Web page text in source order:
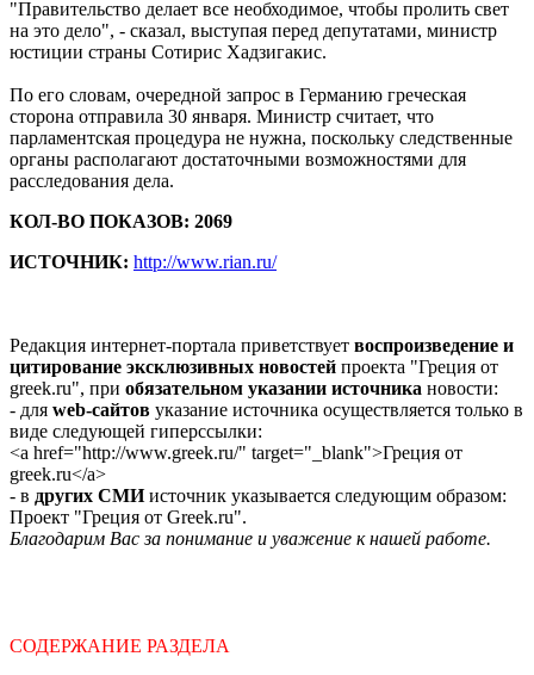
"Правительство делает все необходимое, чтобы пролить свет
на это дело", - сказал, выступая перед депутатами, министр
юстиции страны Сотирис Хадзигакис.
По его словам, очередной запрос в Германию греческая
сторона отправила 30 января. Министр считает, что
парламентская процедура не нужна, поскольку следственные
органы располагают достаточными возможностями для
расследования дела.
КОЛ-ВО ПОКАЗОВ: 2069
ИСТОЧНИК: http://www.rian.ru/
Редакция интернет-портала приветствует воспроизведение и
цитирование эксклюзивных новостей проекта "Греция от
greek.ru", при обязательном указании источника новости:
- для web-сайтов указание источника осуществляется только в
виде следующей гиперссылки:
<a href="http://www.greek.ru/" target="_blank">Греция от
greek.ru</a>
- в других СМИисточник указывается следующим образом:
Проект "Греция от Greek.ru".
Благодарим Вас за понимание и уважение к нашей работе.
СОДЕРЖАНИЕ РАЗДЕЛА